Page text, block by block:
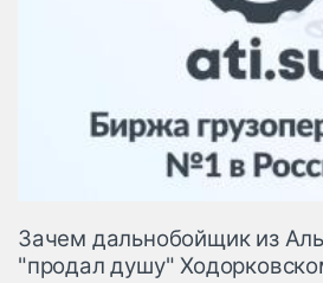
Зачем дальнобойщик из
"продал душу"